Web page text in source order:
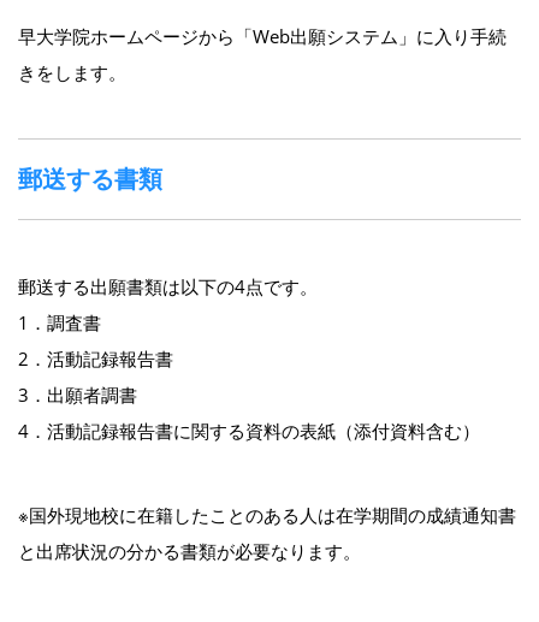
早大学院ホームページから「Web出願システム」に入り手続
きをします。
郵送する書類
郵送する出願書類は以下の4点です。
1．調査書
2．活動記録報告書
3．出願者調書
4．活動記録報告書に関する資料の表紙（添付資料含む）
※国外現地校に在籍したことのある人は在学期間の成績通知書
と出席状況の分かる書類が必要なります。